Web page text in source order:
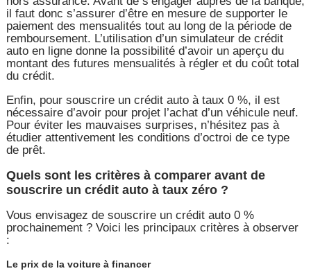
il faut donc s’assurer d’être en mesure de supporter le
paiement des mensualités tout au long de la période de
remboursement. L’utilisation d’un simulateur de crédit
auto en ligne donne la possibilité d’avoir un aperçu du
montant des futures mensualités à régler et du coût total
du crédit.
Enfin, pour souscrire un crédit auto à taux 0 %, il est
nécessaire d’avoir pour projet l’achat d’un véhicule neuf.
Pour éviter les mauvaises surprises, n’hésitez pas à
étudier attentivement les conditions d’octroi de ce type
de prêt.
Quels sont les critères à comparer avant de
souscrire un crédit auto à taux zéro ?
Vous envisagez de souscrire un crédit auto 0 %
prochainement ? Voici les principaux critères à observer
:
Le prix de la voiture à financer